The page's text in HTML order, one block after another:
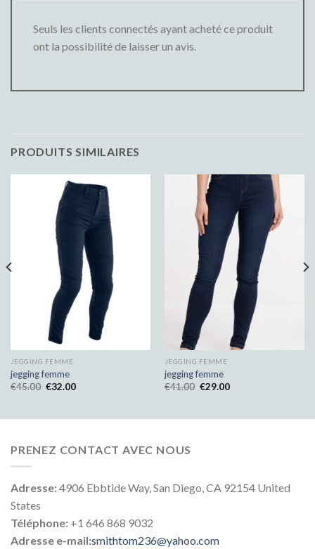
Seuls les clients connectés ayant acheté ce produit
ont la possibilité de laisser un avis.
PRODUITS SIMILAIRES
JEGGING FEMME
jegging femme
€45.00 €32.00
JEGGING FEMME
jegging femme
€41.00 €29.00
PRENEZ CONTACT AVEC NOUS
Adresse:4906 Ebbtide Way, San Diego, CA 92154 United
States
Téléphone: +1 646 868 9032
Adresse e-mail:smithtom236@yahoo.com